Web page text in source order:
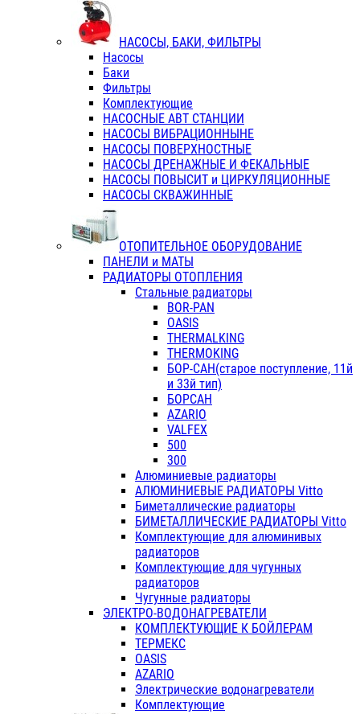
НАСОСЫ, БАКИ, ФИЛЬТРЫ
Насосы
Баки
Фильтры
Комплектующие
НАСОСНЫЕ АВТ СТАНЦИИ
НАСОСЫ ВИБРАЦИОННЫНЕ
НАСОСЫ ПОВЕРХНОСТНЫЕ
НАСОСЫ ДРЕНАЖНЫЕ И ФЕКАЛЬНЫЕ
НАСОСЫ ПОВЫСИТ и ЦИРКУЛЯЦИОННЫЕ
НАСОСЫ СКВАЖИННЫЕ
ОТОПИТЕЛЬНОЕ ОБОРУДОВАНИЕ
ПАНЕЛИ и МАТЫ
РАДИАТОРЫ ОТОПЛЕНИЯ
Стальные радиаторы
BOR-PAN
OASIS
THERMALKING
THERMOKING
БОР-САН(старое поступление, 11й
и 33й тип)
БОРСАН
AZARIO
VALFEX
500
300
Алюминиевые радиаторы
АЛЮМИНИЕВЫЕ РАДИАТОРЫ Vitto
Биметаллические радиаторы
БИМЕТАЛЛИЧЕСКИЕ РАДИАТОРЫ Vitto
Комплектующие для алюминивых
радиаторов
Комплектующие для чугунных
радиаторов
Чугунные радиаторы
ЭЛЕКТРО-ВОДОНАГРЕВАТЕЛИ
КОМПЛЕКТУЮЩИЕ К БОЙЛЕРАМ
ТЕРМЕКС
OASIS
AZARIO
Электрические водонагреватели
Комплектующие